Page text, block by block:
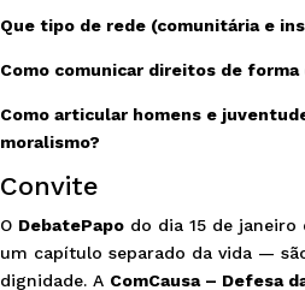
Que tipo de rede (comunitária e
Como comunicar direitos de
Como articular homens e
moralismo?
Convite
O DebatePapo do dia 15 de
um capítulo separado da vida —
dignidade. A ComCausa – Defesa